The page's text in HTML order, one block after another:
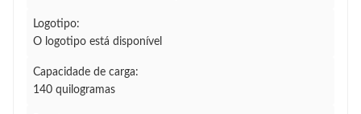
Logotipo:
O logotipo está disponível
Capacidade de carga:
140 quilogramas